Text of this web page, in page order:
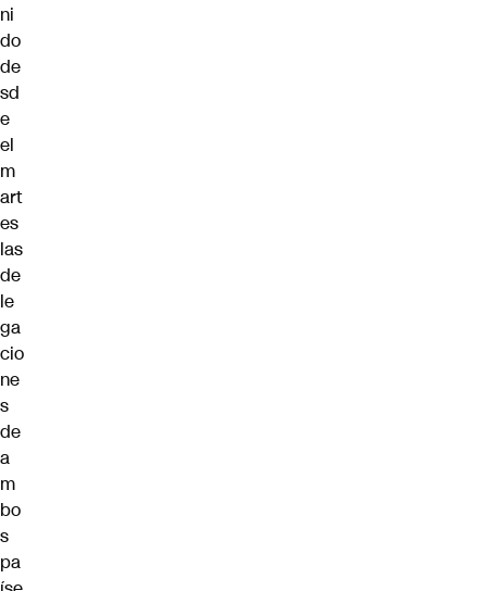
ni
do
de
sd
e
el
m
art
es
las
de
le
ga
cio
ne
s
de
a
m
bo
s
pa